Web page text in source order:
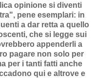
opinione si diventi
pene esemplari: in
a dar retta a quello
che si legge sui
appenderli a
pagare non solo per
per i tanti fatti anche
qui e altrove e